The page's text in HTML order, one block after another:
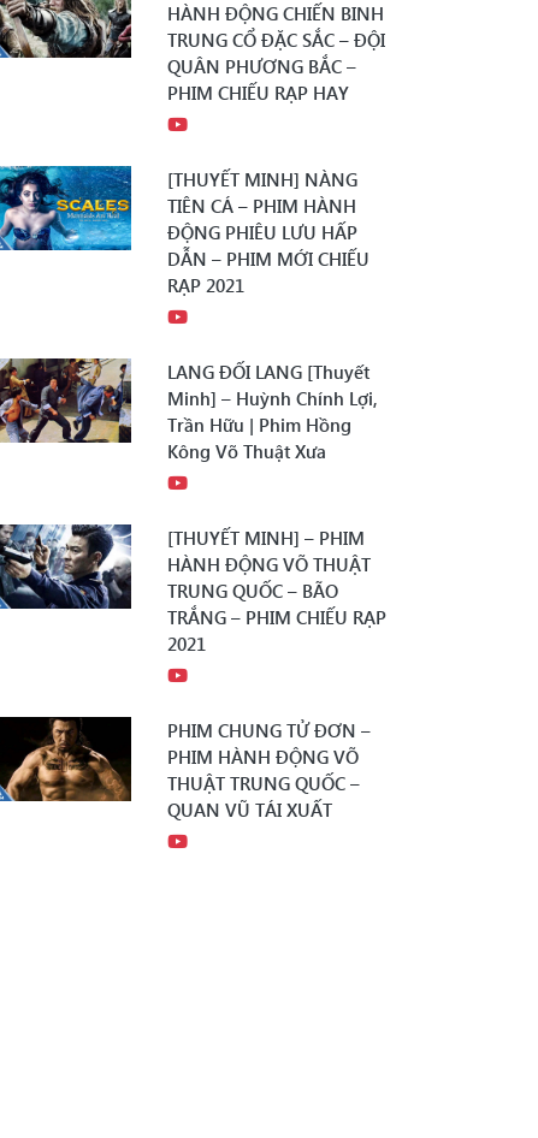
HÀNH ĐỘNG CHIẾN BINH
TRUNG CỔ ĐẶC SẮC – ĐỘI
QUÂN PHƯƠNG BẮC –
PHIM CHIẾU RẠP HAY
[THUYẾT MINH] NÀNG
TIÊN CÁ – PHIM HÀNH
ĐỘNG PHIÊU LƯU HẤP
DẪN – PHIM MỚI CHIẾU
RẠP 2021
LANG ĐỐI LANG [Thuyết
Minh] – Huỳnh Chính Lợi,
Trần Hữu | Phim Hồng
Kông Võ Thuật Xưa
[THUYẾT MINH] – PHIM
HÀNH ĐỘNG VÕ THUẬT
TRUNG QUỐC – BÃO
TRẮNG – PHIM CHIẾU RẠP
2021
PHIM CHUNG TỬ ĐƠN –
PHIM HÀNH ĐỘNG VÕ
THUẬT TRUNG QUỐC –
QUAN VŨ TÁI XUẤT